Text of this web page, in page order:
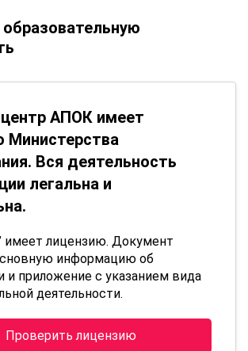
АПОК имеет
Министерства
Вся деятельность
легальна и
имеет лицензию. Документ
информацию об
и приложение с указанием вида
деятельности.
Проверить лицензию